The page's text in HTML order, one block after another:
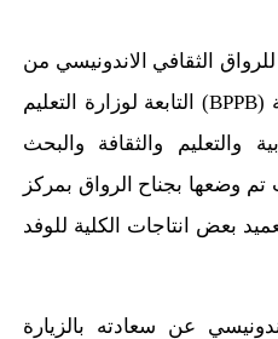
الثقافي الاندونيسي من
طرف وكالة بناء وتطوير اللغة (BPPB) التابعة لوزارة التعليم
والتعليم والثقافة والبحث
تم وضعها بجناح الرواق بمركز
بعض انتاجات الكلية للوفد
عن سعادته بالزيارة